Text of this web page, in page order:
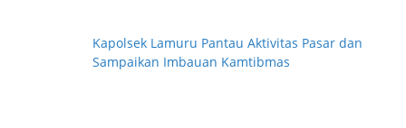
Kapolsek Lamuru Pantau Aktivitas Pasar dan
Sampaikan Imbauan Kamtibmas